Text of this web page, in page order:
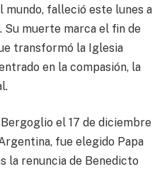
mundo, falleció este lunes a
Su muerte marca el fin de
transformó la Iglesia
en la compasión, la
el 17 de diciembre
fue elegido Papa
la renuncia de Benedicto